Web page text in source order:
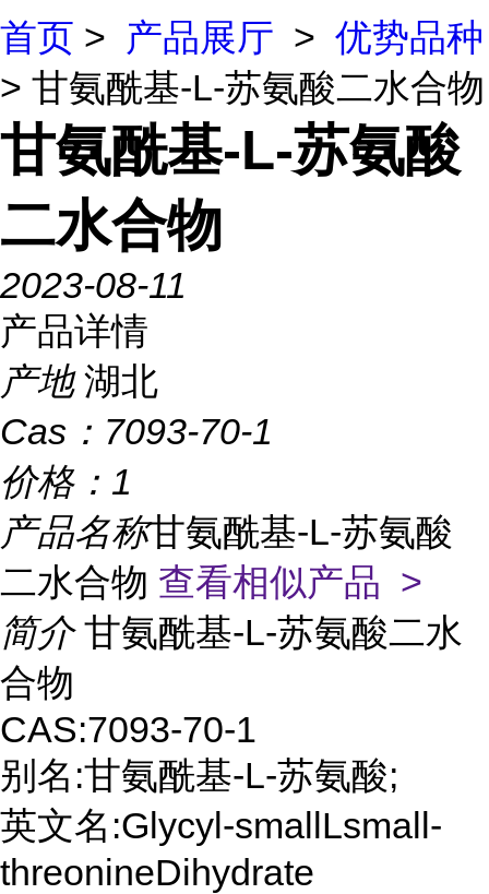
首页 > 产品展厅 > 优势品种
> 甘氨酰基-L-苏氨酸二水合物
甘氨酰基-L-苏氨酸
二水合物
2023-08-11
产品详情
产地 湖北
Cas： 7093-70-1
价格： 1
产品名称甘氨酰基-L-苏氨酸
二水合物 查看相似产品 >
简介 甘氨酰基-L-苏氨酸二水
合物
CAS:7093-70-1
别名:甘氨酰基-L-苏氨酸;
英文名:Glycyl-smallLsmall-
threonineDihydrate